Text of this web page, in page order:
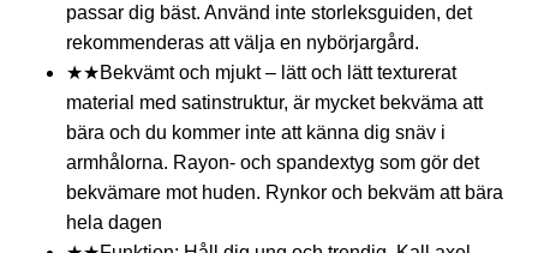
passar dig bäst. Använd inte storleksguiden, det
rekommenderas att välja en nybörjargård.
★★Bekvämt och mjukt – lätt och lätt texturerat
material med satinstruktur, är mycket bekväma att
bära och du kommer inte att känna dig snäv i
armhålorna. Rayon- och spandextyg som gör det
bekvämare mot huden. Rynkor och bekväm att bära
hela dagen